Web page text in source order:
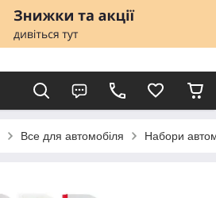
Все для автомобіля Набори